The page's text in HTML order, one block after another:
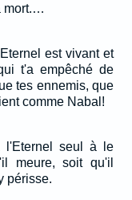
mort.…
est vivant et
t'a empêché de
tes ennemis, que
comme Nabal!
l'Eternel seul à le
meure, soit qu'il
périsse.